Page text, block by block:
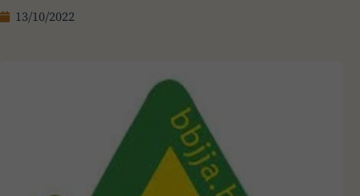
13/10/2022